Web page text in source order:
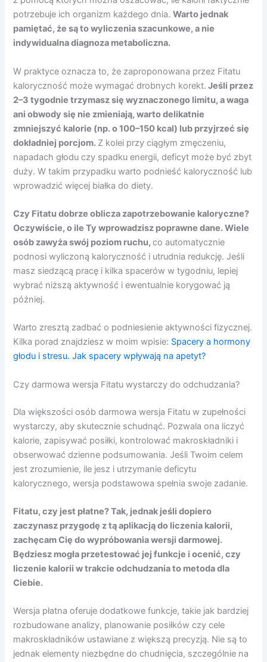
potrzebuje ich organizm każdego dnia.Warto jednak
pamiętać, że są to wyliczenia szacunkowe, a nie
indywidualna diagnoza metaboliczna.
W praktyce oznacza to, że zaproponowana przez Fitatu
kaloryczność może wymagać drobnych korekt. Jeśli przez
2–3 tygodnie trzymasz się wyznaczonego limitu, a waga
ani obwody się nie zmieniają, warto delikatnie
zmniejszyć kalorie (np. o 100–150 kcal) lub przyjrzeć się
dokładniej porcjom. Z kolei przy ciągłym zmęczeniu,
napadach głodu czy spadku energii, deficyt może być zbyt
duży. W takim przypadku warto podnieść kaloryczność lub
wprowadzić więcej białka do diety.
Czy Fitatu dobrze oblicza zapotrzebowanie kaloryczne?
Oczywiście, o ile Ty wprowadzisz poprawne dane. Wiele
osób zawyża swój poziom ruchu,co automatycznie
podnosi wyliczoną kaloryczność i utrudnia redukcję. Jeśli
masz siedzącą pracę i kilka spacerów w tygodniu, lepiej
wybrać niższą aktywność i ewentualnie korygować ją
później.
Warto zresztą zadbać o podniesienie aktywności fizycznej.
Kilka porad znajdziesz w moim wpisie: Spacery a hormony
głodu i stresu. Jak spacery wpływają na apetyt?
Czy darmowa wersja Fitatu wystarczy do odchudzania?
Dla większości osób darmowa wersja Fitatu w zupełności
wystarczy, aby skutecznie schudnąć. Pozwala ona liczyć
kalorie, zapisywać posiłki, kontrolować makroskładniki i
obserwować dzienne podsumowania. Jeśli Twoim celem
jest zrozumienie, ile jesz i utrzymanie deficytu
kalorycznego, wersja podstawowa spełnia swoje zadanie.
Fitatu, czy jest płatne? Tak, jednak jeśli dopiero
zaczynasz przygodę z tą aplikacją do liczenia kalorii,
zachęcam Cię do wypróbowania wersji darmowej.
Będziesz mogła przetestować jej funkcje i ocenić, czy
liczenie kalorii w trakcie odchudzania to metoda dla
Ciebie.
Wersja płatna oferuje dodatkowe funkcje, takie jak bardziej
rozbudowane analizy, planowanie posiłków czy cele
makroskładników ustawiane z większą precyzją. Nie są to
jednak elementy niezbędne do chudnięcia, szczególnie na